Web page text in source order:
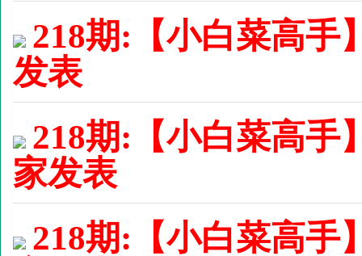
218期:【小白菜高手
发表
218期:【小白菜高手
家发表
218期:【小白菜高手